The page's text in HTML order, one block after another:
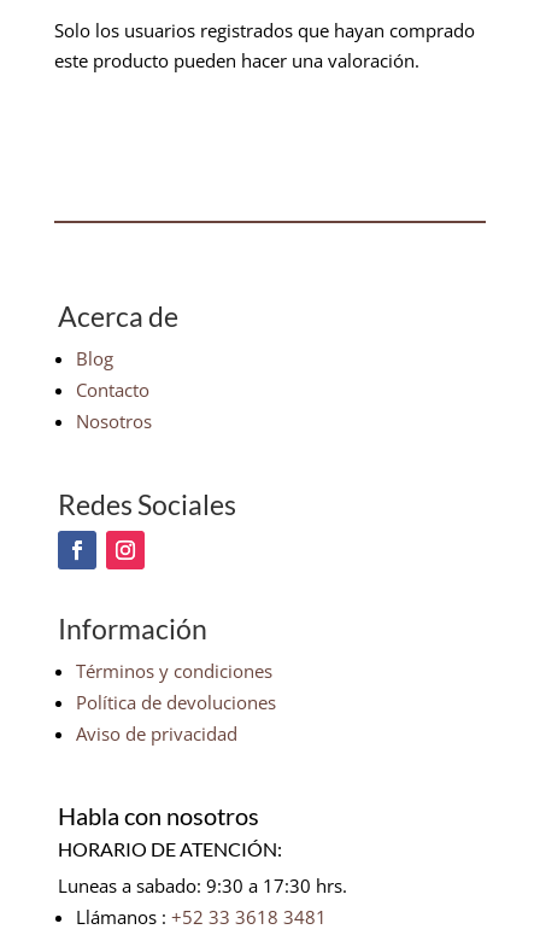
Solo los usuarios registrados que hayan comprado
este producto pueden hacer una valoración.
Acerca de
Blog
Contacto
Nosotros
Redes Sociales
Información
Términos y condiciones
Política de devoluciones
Aviso de privacidad
Habla con nosotros
HORARIO DE ATENCIÓN:
Luneas a sabado: 9:30 a 17:30 hrs.
Llámanos : +52 33 3618 3481